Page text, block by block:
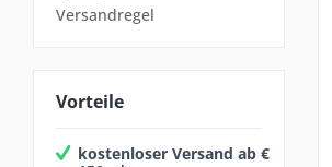
Versandregel
Vorteile
kostenloser Versand ab €